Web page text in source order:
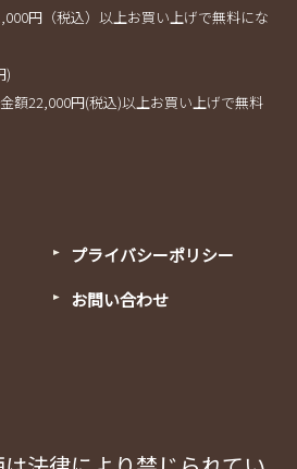
円（税込）以上お買い上げで無料にな
)
額22,000円(税込)以上お買い上げで無料
プライバシーポリシー
お問い合わせ